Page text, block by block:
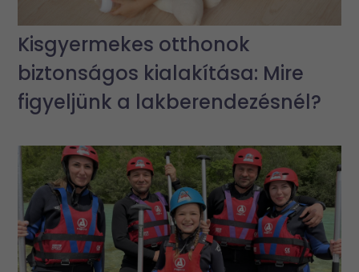
Kisgyermekes otthonok
biztonságos kialakítása: Mire
figyeljünk a lakberendezésnél?